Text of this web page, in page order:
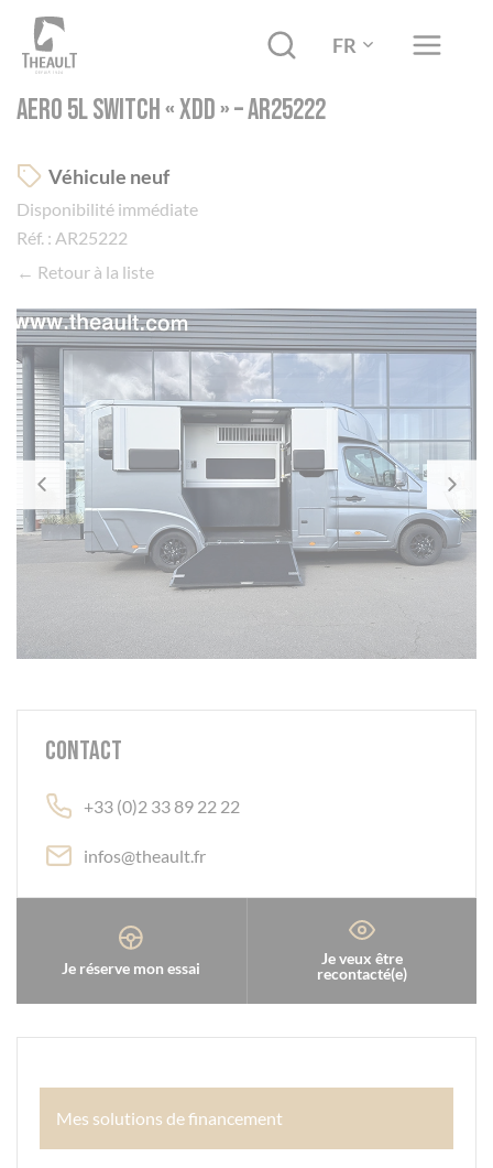
FR
AERO 5L SWITCH « XDD » – AR25222
Véhicule neuf
Disponibilité immédiate
Réf. : AR25222
← Retour à la liste
Contact
+33 (0)2 33 89 22 22
infos@theault.fr
Je réserve mon essai
Je veux être
recontacté(e)
Mes solutions de financement